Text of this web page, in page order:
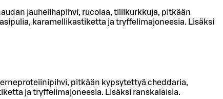
jauhelihapihvi, rucolaa, tillikurkkuja, pitkään
karamellikastiketta ja tryffelimajoneesia. Lisäksi
pitkään kypsytettyä cheddaria,
ja tryffelimajoneesia. Lisäksi ranskalaisia.